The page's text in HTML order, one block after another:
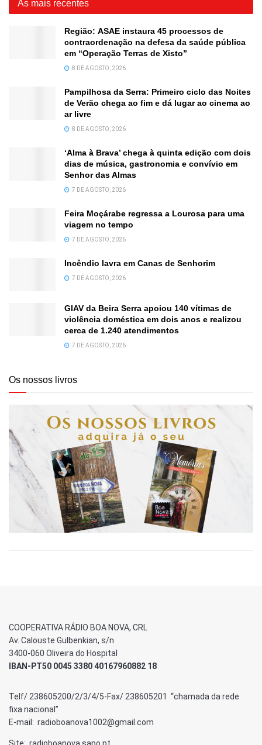
As mais recentes
Região: ASAE instaura 45 processos de
contraordenação na defesa da saúde pública
em “Operação Terras de Xisto”
8 DE AGOSTO, 2026
Pampilhosa da Serra: Primeiro ciclo das Noites
de Verão chega ao fim e dá lugar ao cinema ao
ar livre
8 DE AGOSTO, 2026
‘Alma à Brava’ chega à quinta edição com dois
dias de música, gastronomia e convívio em
Senhor das Almas
7 DE AGOSTO, 2026
Feira Moçárabe regressa a Lourosa para uma
viagem no tempo
7 DE AGOSTO, 2026
Incêndio lavra em Canas de Senhorim
7 DE AGOSTO, 2026
GIAV da Beira Serra apoiou 140 vítimas de
violência doméstica em dois anos e realizou
cerca de 1.240 atendimentos
7 DE AGOSTO, 2026
Os nossos livros
COOPERATIVA RÁDIO BOA NOVA, CRL
Av. Calouste Gulbenkian, s/n
3400-060 Oliveira do Hospital
IBAN-PT50 0045 3380 40167960882 18
Telf/ 238605200/2/3/4/5-Fax/ 238605201 “chamada da rede
fixa nacional”
E-mail: radioboanova1002@gmail.com
Site: radioboanova.sapo.pt